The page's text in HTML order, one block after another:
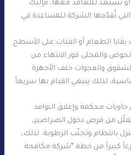
تستعد للتعاقد معها، فإليك
تُقدّمها الشركة للمساعدة في
بقايا الطعام أو الفتات على الأسطح
والمجلى فور الانتهاء من
والفجوات خلف الأجهزة
لذلك ينبغي القيام بها سريعاً.
حاويات محكمة وإغلاق النوافذ
من فرص دخول الصراصير،
بانتظام وتجنّب الرطوبة. لذلك،
كبيراً من خطة “شركة مكافحة